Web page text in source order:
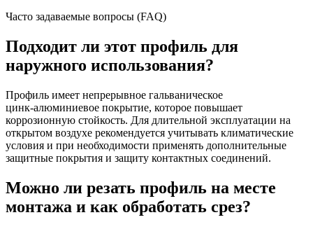
Часто задаваемые вопросы (FAQ)
Подходит ли этот профиль для
наружного использования?
Профиль имеет непрерывное гальваническое
цинк‑алюминиевое покрытие, которое повышает
коррозионную стойкость. Для длительной эксплуатации на
открытом воздухе рекомендуется учитывать климатические
условия и при необходимости применять дополнительные
защитные покрытия и защиту контактных соединений.
Можно ли резать профиль на месте
монтажа и как обработать срез?